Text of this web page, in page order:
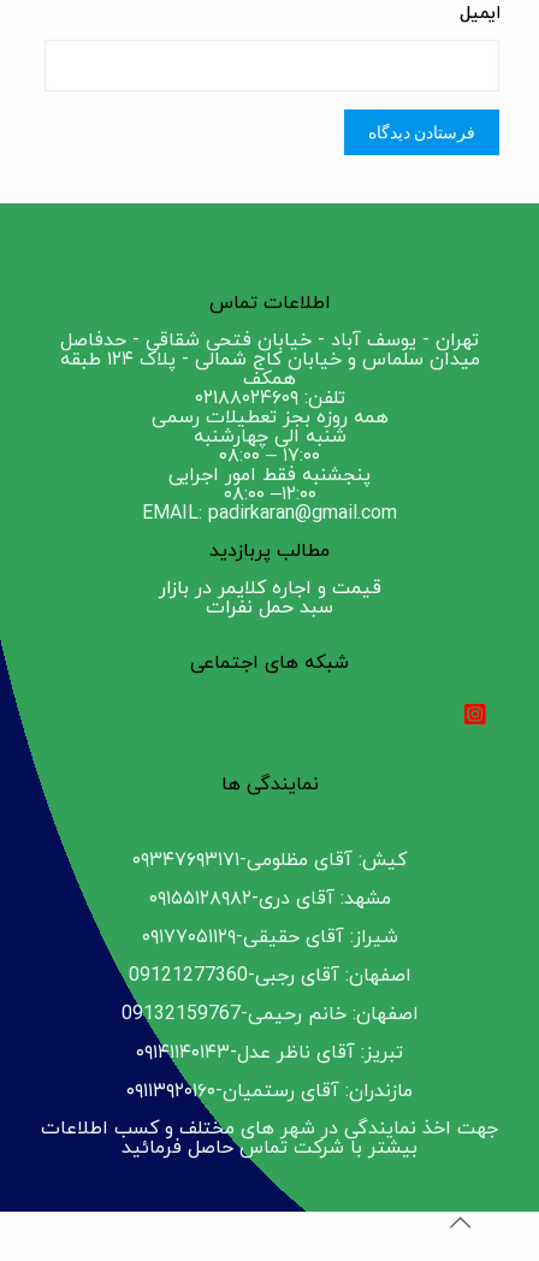
ایمیل
اطلاعات تماس
تهران - یوسف آباد - خیابان فتحی شقاقی - حدفاصل
میدان سلماس و خیابان کاج شمالی - پلاک ۱۲۴ طبقه
همکف
تلفن: ۰۲۱۸۸۰۲۴۶۰۹
همه روزه بجز تعطیلات رسمی
شنبه الی چهارشنبه
۱۷:۰۰ – ۰۸:۰۰
پنجشنبه فقط امور اجرایی
۱۲:۰۰– ۰۸:۰۰
EMAIL: padirkaran@gmail.com
مطالب پربازدید
قیمت و اجاره کلایمر در بازار
سبد حمل نفرات
شبکه های اجتماعی
نمایندگی ها
کیش: آقای مظلومی-۰۹۳۴۷۶۹۳۱۷۱
مشهد: آقای دری-۰۹۱۵۵۱۲۸۹۸۲
شیراز: آقای حقیقی-۰۹۱۷۷۰۵۱۱۲۹
اصفهان: آقای رجبی-09121277360
اصفهان: خانم رحیمی-09132159767
تبریز: آقای ناظر عدل-۰۹۱۴۱۱۴۰۱۴۳
مازندران: آقای رستمیان-۰۹۱۱۳۹۲۰۱۶۰
جهت اخذ نمایندگی در شهر های مختلف و کسب اطلاعات
بیشتر با شرکت تماس حاصل فرمائید